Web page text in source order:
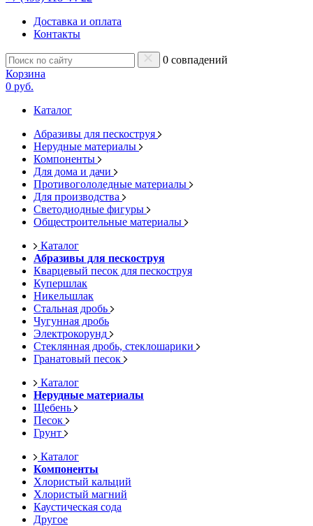
Доставка и оплата
Контакты
0 совпадений
Корзина
0 руб.
Каталог
Абразивы для пескоструя
Нерудные материалы
Компоненты
Для дома и дачи
Противогололедные материалы
Для производства
Светодиодные фигуры
Общестроительные материалы
Каталог
Абразивы для пескоструя
Кварцевый песок для пескоструя
Купершлак
Никельшлак
Стальная дробь
Чугунная дробь
Электрокорунд
Стеклянная дробь, стеклошарики
Гранатовый песок
Каталог
Нерудные материалы
Щебень
Песок
Грунт
Каталог
Компоненты
Хлористый кальций
Хлористый магний
Каустическая сода
Другое